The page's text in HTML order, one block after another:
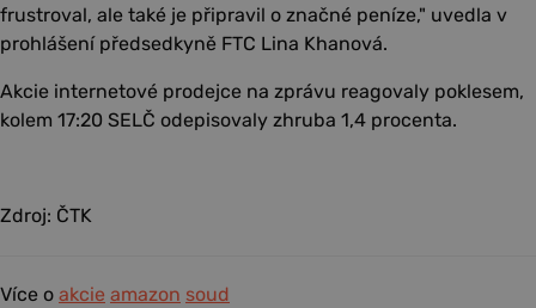
frustroval, ale také je připravil o značné peníze," uvedla v
prohlášení předsedkyně FTC Lina Khanová.
Akcie internetové prodejce na zprávu reagovaly poklesem,
kolem 17:20 SELČ odepisovaly zhruba 1,4 procenta.
Zdroj: ČTK
Více o akcie amazon soud